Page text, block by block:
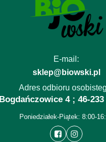
E-mail:
sklep@biowski.pl
Adres odbioru
Bogdańczowice 4 ; 46-
Poniedziałek-Piątek: 8:00-